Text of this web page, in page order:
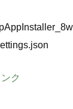
ク